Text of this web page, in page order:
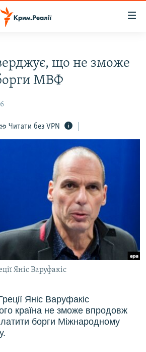
КРИМУ
що не зможе
МВФ
Читати без VPN
Яніс Варуфакіс
Яніс Варуфакіс
країна не зможе впродовж
борги Міжнародному